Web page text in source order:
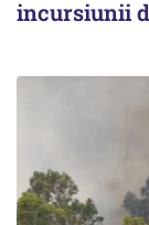
incursiunii